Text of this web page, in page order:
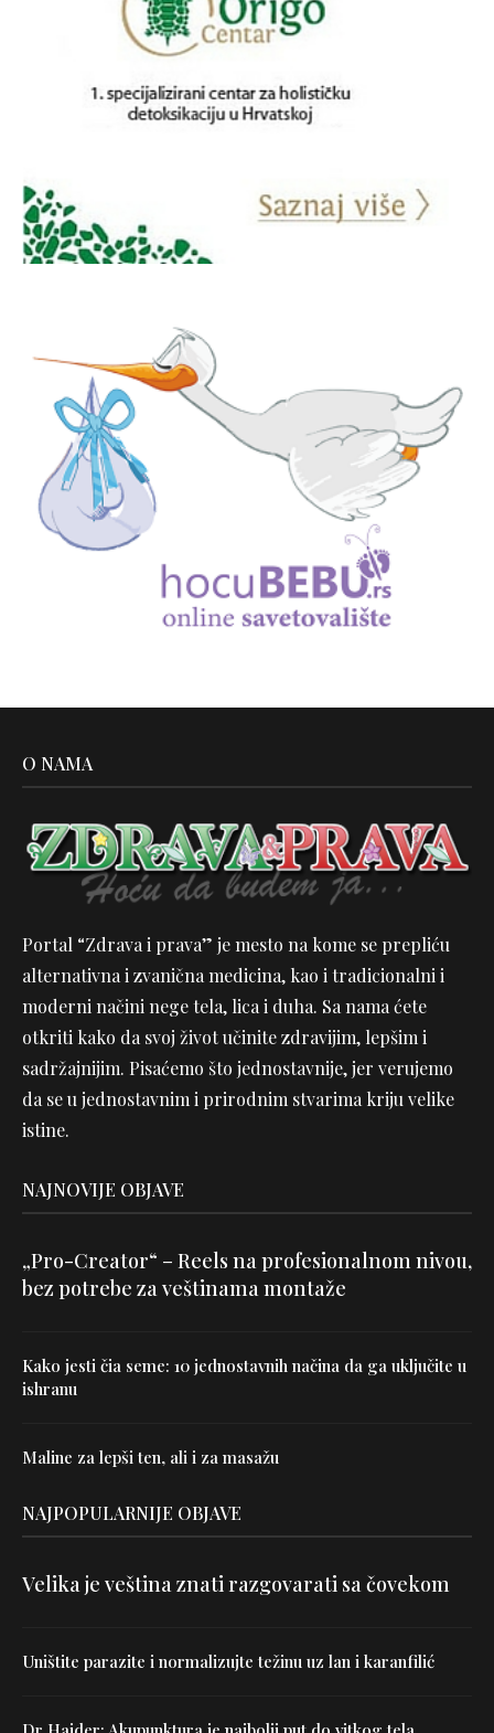
O NAMA
Portal “Zdrava i prava” je mesto na kome se prepliću
alternativna i zvanična medicina, kao i tradicionalni i
moderni načini nege tela, lica i duha. Sa nama ćete
otkriti kako da svoj život učinite zdravijim, lepšim i
sadržajnijim. Pisaćemo što jednostavnije, jer verujemo
da se u jednostavnim i prirodnim stvarima kriju velike
istine.
NAJNOVIJE OBJAVE
„Pro-Creator“ – Reels na profesionalnom nivou,
bez potrebe za veštinama montaže
Kako jesti čia seme: 10 jednostavnih načina da ga uključite u
ishranu
Maline za lepši ten, ali i za masažu
NAJPOPULARNIJE OBJAVE
Velika je veština znati razgovarati sa čovekom
Uništite parazite i normalizujte težinu uz lan i karanfilić